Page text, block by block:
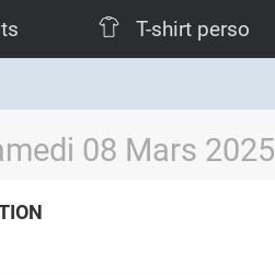
T-shirt perso
08 Mars 2025